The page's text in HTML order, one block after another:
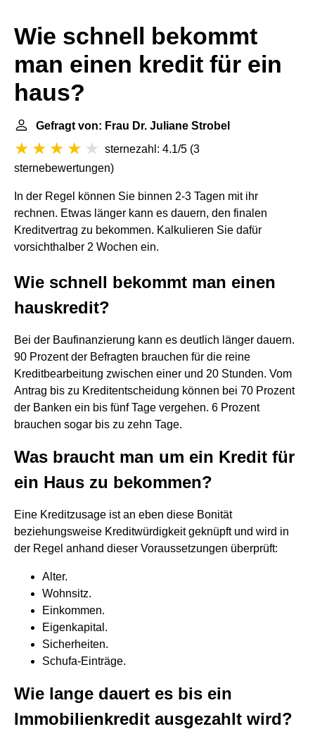
Wie schnell bekommt
man einen kredit für ein
haus?
Gefragt von: Frau Dr. Juliane Strobel
sternezahl: 4.1/5 (3
sternebewertungen)
In der Regel können Sie binnen 2-3 Tagen mit ihr
rechnen. Etwas länger kann es dauern, den finalen
Kreditvertrag zu bekommen. Kalkulieren Sie dafür
vorsichthalber 2 Wochen ein.
Wie schnell bekommt man einen
hauskredit?
Bei der Baufinanzierung kann es deutlich länger dauern.
90 Prozent der Befragten brauchen für die reine
Kreditbearbeitung zwischen einer und 20 Stunden. Vom
Antrag bis zu Kreditentscheidung können bei 70 Prozent
der Banken ein bis fünf Tage vergehen. 6 Prozent
brauchen sogar bis zu zehn Tage.
Was braucht man um ein Kredit für
ein Haus zu bekommen?
Eine Kreditzusage ist an eben diese Bonität
beziehungsweise Kreditwürdigkeit geknüpft und wird in
der Regel anhand dieser Voraussetzungen überprüft:
Alter.
Wohnsitz.
Einkommen.
Eigenkapital.
Sicherheiten.
Schufa-Einträge.
Wie lange dauert es bis ein
Immobilienkredit ausgezahlt wird?